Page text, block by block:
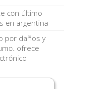
con último
en argentina
por daños y
ofrece